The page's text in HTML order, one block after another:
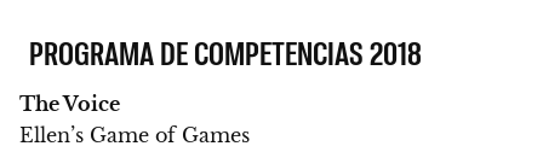
PROGRAMA DE COMPETENCIAS 2018
The Voice
Ellen’s Game of Games